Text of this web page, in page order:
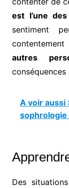
est l’une
sentiment
autres
conséquences
A voir aussi :
sophrologie
Des